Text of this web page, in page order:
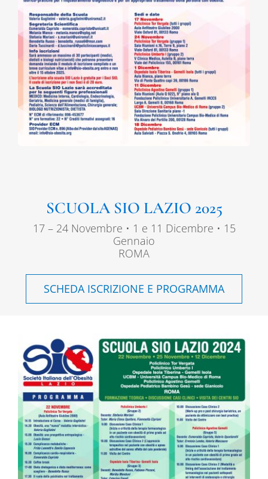
DIVULGAZIONE
RETE CENTRI
AREA SOCI
CONTATTI
SCUOLA SIO LAZIO 2025
17 – 24 Novembre • 1 e 11 Dicembre • 15
Gennaio
ROMA
SCHEDA ISCRIZIONE E PROGRAMMA